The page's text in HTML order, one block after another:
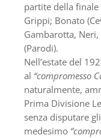
partite della finale
Grippi; Bonato
Gambarotta, Neri,
(Parodi).
Nell’estate del
al “compromesso
naturalmente,
Prima Divisione
senza disputare
medesimo